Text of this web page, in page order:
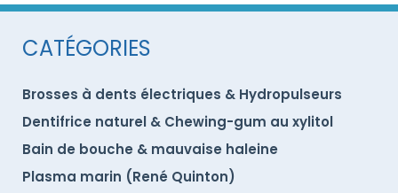
CATÉGORIES
Brosses à dents électriques & Hydropulseurs
Dentifrice naturel & Chewing-gum au xylitol
Bain de bouche & mauvaise haleine
Plasma marin (René Quinton)